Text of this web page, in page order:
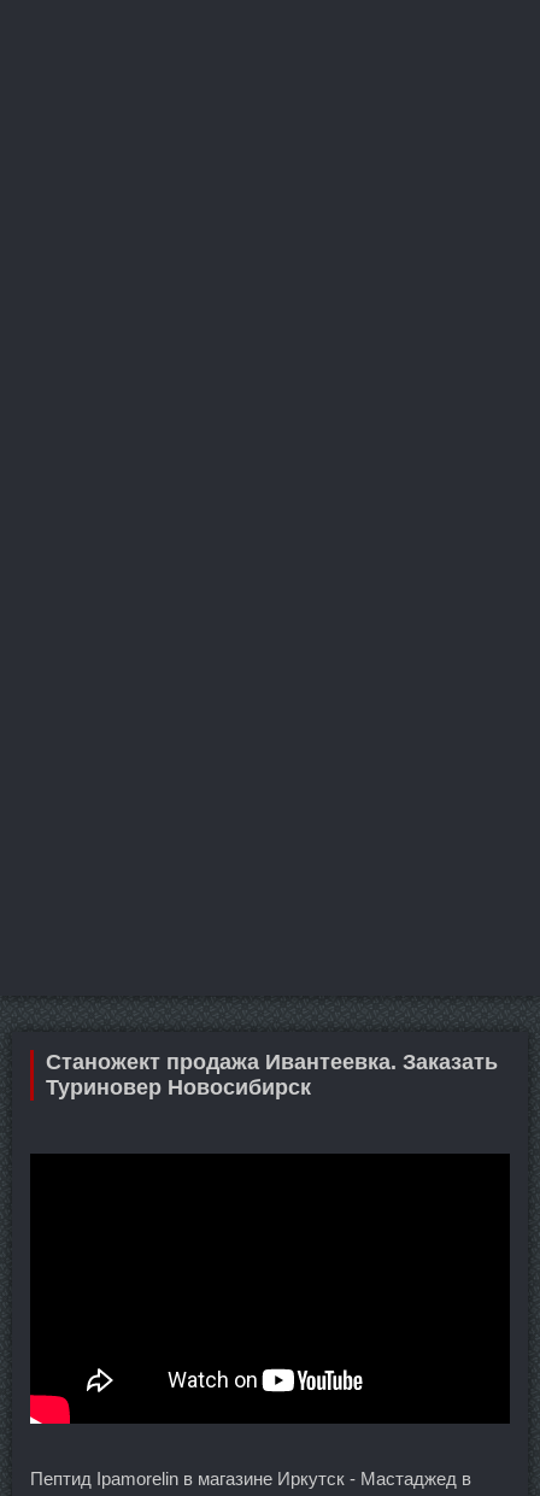
Станожект продажа Ивантеевка. Заказать
Туриновер Новосибирск
Пептид Ipamorelin в магазине Иркутск - Мастаджед в